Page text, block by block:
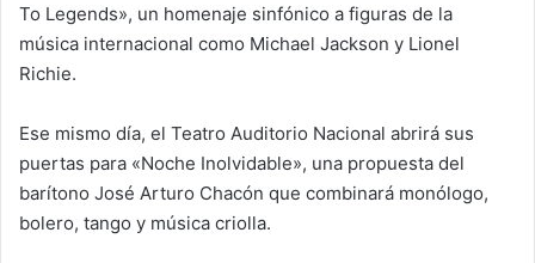
To Legends», un homenaje sinfónico a figuras de la
música internacional como Michael Jackson y Lionel
Richie.
Ese mismo día, el Teatro Auditorio Nacional abrirá sus
puertas para «Noche Inolvidable», una propuesta del
barítono José Arturo Chacón que combinará monólogo,
bolero, tango y música criolla.